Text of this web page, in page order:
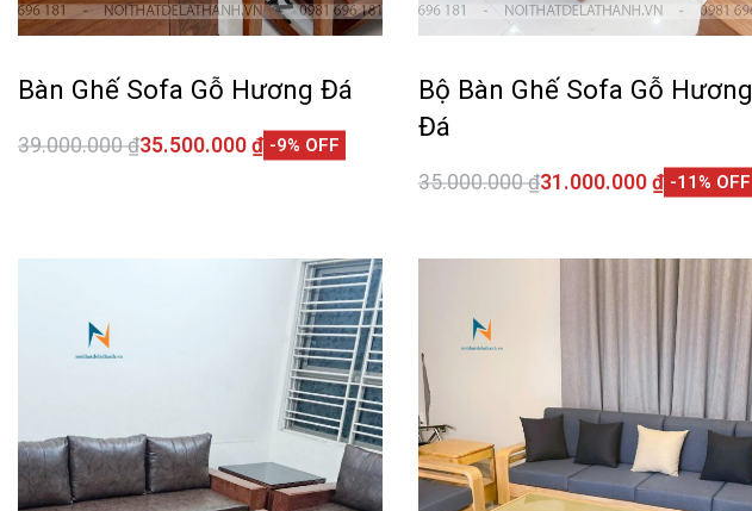
Bàn Ghế Sofa Gỗ Hương Đá
39.000.000₫35.500.000 ₫ -9% OFF
Bộ Bàn Ghế Sofa Gỗ Hương
Đá
35.000.000₫31.000.000 ₫ -11% OFF